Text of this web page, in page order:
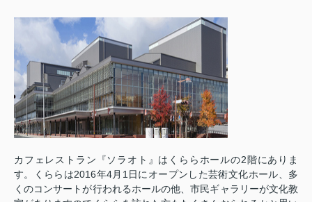
カフェレストラン『ソラオト』はくららホールの2階にありま
す。くららは2016年4月1日にオープンした芸術文化ホール、多
くのコンサートが行われるホールの他、市民ギャラリーが文化教